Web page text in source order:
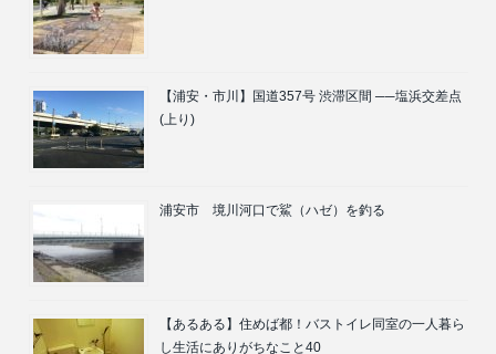
【浦安・市川】国道357号 渋滞区間 ──塩浜交差点
(上り)
浦安市 境川河口で鯊（ハゼ）を釣る
【あるある】住めば都！バストイレ同室の一人暮ら
し生活にありがちなこと40